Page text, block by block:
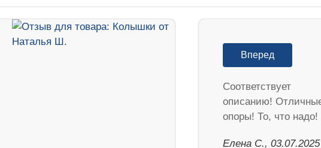
Вперед
Соответствует
описанию!
опоры! То, что надо!
Елена С., 03.07.2025